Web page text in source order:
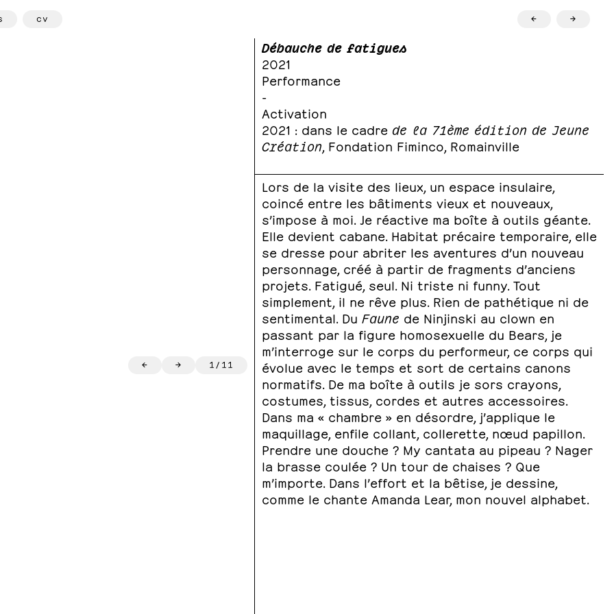
cv ← →
Débauche de fatigues
2021
Performance
-
Activation
2021 : dans le cadre de la 71ème édition de Jeune
Création , Fondation Fiminco, Romainville
Lors de la visite des lieux, un espace insulaire,
coincé entre les bâtiments vieux et nouveaux,
s’impose à moi. Je réactive ma boîte à outils géante.
Elle devient cabane. Habitat précaire temporaire, elle
se dresse pour abriter les aventures d’un nouveau
personnage, créé à partir de fragments d’anciens
projets. Fatigué, seul. Ni triste ni funny. Tout
simplement, il ne rêve plus. Rien de pathétique ni de
sentimental. Du Faune de Ninjinski au clown en
passant par la figure homosexuelle du Bears, je
m’interroge sur le corps du performeur, ce corps qui
évolue avec le temps et sort de certains canons
normatifs. De ma boîte à outils je sors crayons,
costumes, tissus, cordes et autres accessoires.
Dans ma « chambre » en désordre, j’applique le
maquillage, enfile collant, collerette, nœud papillon.
Prendre une douche ? My cantata au pipeau ? Nager
la brasse coulée ? Un tour de chaises ? Que
m’importe. Dans l’effort et la bêtise, je dessine,
comme le chante Amanda Lear, mon nouvel alphabet.
← → 1 / 11